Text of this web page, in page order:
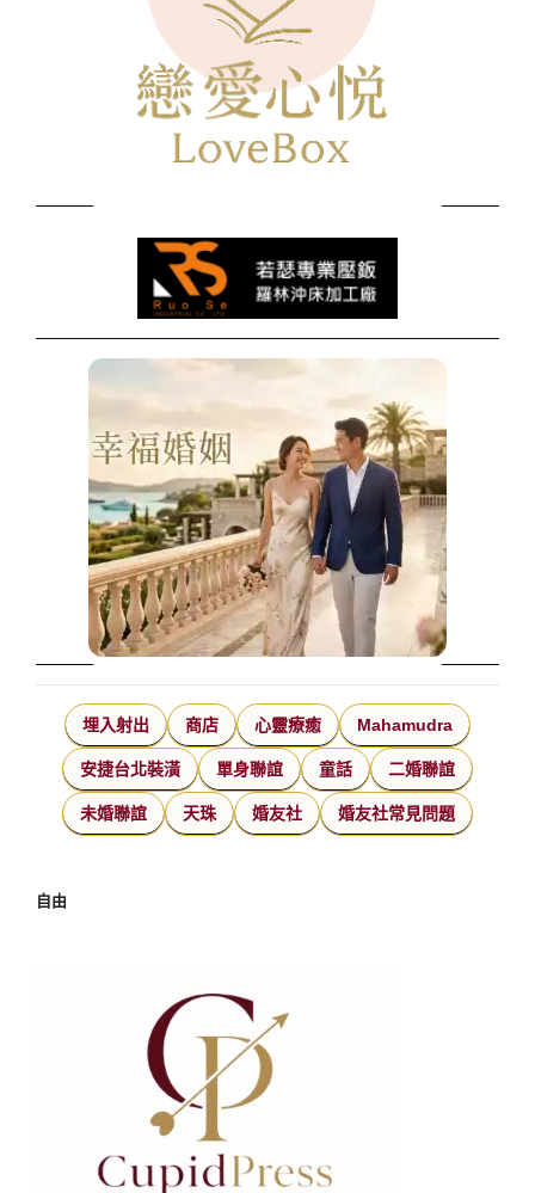
埋入射出 商店 心靈療癒 Mahamudra
安捷台北裝潢 單身聯誼 童話 二婚聯誼
未婚聯誼 天珠 婚友社 婚友社常見問題
自由